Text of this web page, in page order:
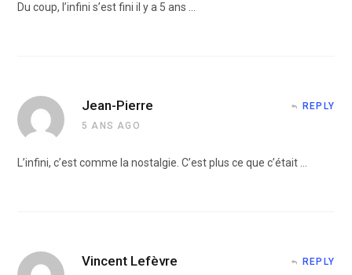
Du coup, l’infini s’est fini il y a 5 ans …
Jean-Pierre
5 ANS AGO
REPLY
L’infini, c’est comme la nostalgie. C’est plus ce que c’était …
Vincent Lefèvre REPLY